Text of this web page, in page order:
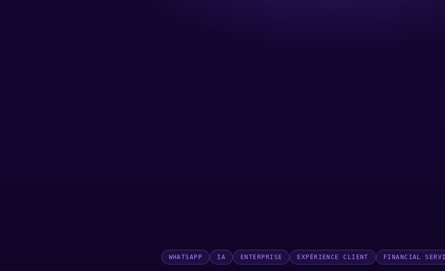
WHATSAPP IA ENTERPRISE EXPÉRIENCE CLIENT FINANCIAL